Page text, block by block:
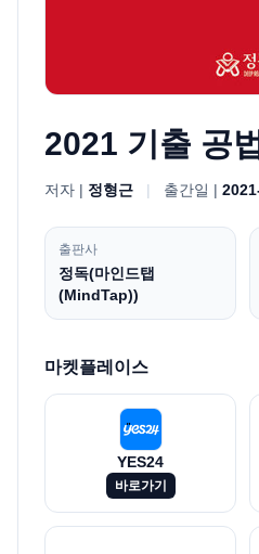
2021 기출 공
저자 | 정형근 | 출간일 |
출판사
정독(마인드탭
(MindTap))
마켓플레이스
YES24
바로가기